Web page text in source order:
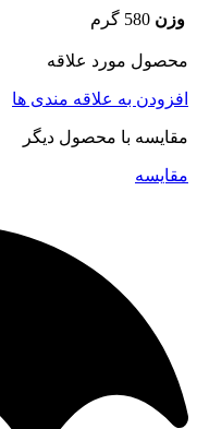
وزن 580 گرم
محصول مورد علاقه
افزودن به علاقه مندی ها
مقایسه با محصول دیگر
مقایسه